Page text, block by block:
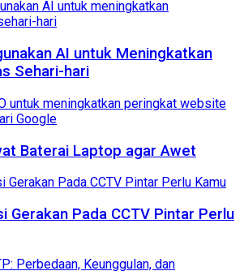
AI untuk Meningkatkan
Sehari-hari
Baterai Laptop agar Awet
Gerakan Pada CCTV Pintar Perlu